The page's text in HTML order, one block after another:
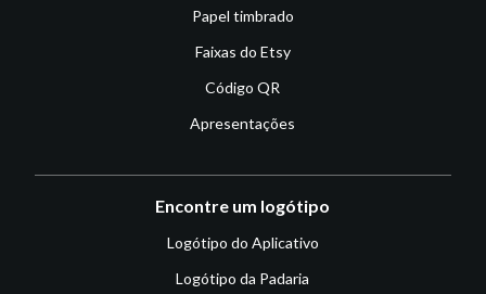
Papel timbrado
Faixas do Etsy
Código QR
Apresentações
Encontre um logótipo
Logótipo do Aplicativo
Logótipo da Padaria